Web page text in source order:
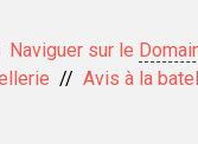
Naviguer sur le
Avis à la